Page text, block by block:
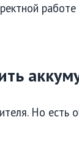
Но